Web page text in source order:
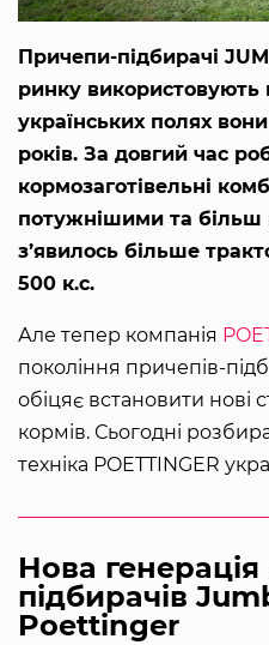
Причепи-підбирачі
ринку використовують
українських полях
років. За довгий час
кормозаготівельні
потужнішими та
з’явилось більше
500 к.с.
Але тепер компанія
покоління причепів-
обіцяє встановити нові
кормів. Сьогодні
техніка POETTINGER
Нова генерація
підбирачів
Poettinger